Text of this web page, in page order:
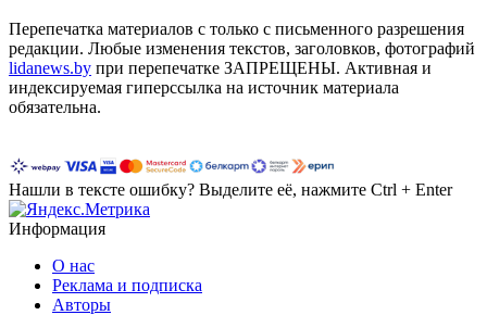
Перепечатка материалов c только с письменного разрешения
редакции. Любые изменения текстов, заголовков, фотографий
lidanews.by при перепечатке ЗАПРЕЩЕНЫ. Активная и
индексируемая гиперссылка на источник материала
обязательна.
Нашли в тексте ошибку? Выделите её, нажмите Ctrl + Enter
Информация
О нас
Реклама и подписка
Авторы